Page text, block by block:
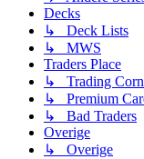
Decks
↳ Deck Lists
↳ MWS
Traders Place
↳ Trading
↳ Premium
↳ Bad Traders
Overige
↳ Overige